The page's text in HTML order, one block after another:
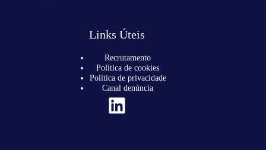
Links Úteis
Recrutamento
Política de cookies
Política de privacidade
Canal denúncia
LinkedIn